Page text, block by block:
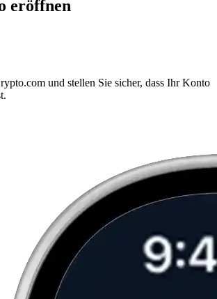
eröffnen
und stellen Sie sicher, dass Ihr Konto